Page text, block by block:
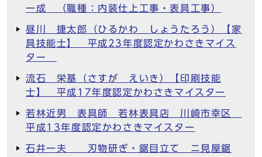
一成 （職種：内装仕上工事・表具工事）
昼川 捷太郎（ひるかわ しょうたろう）【家
具技能士】 平成23年度認定かわさきマイス
ター
流石 栄基（さすが えいき）【印刷技能
士】 平成17年度認定かわさきマイスター
若林近男 表具師 若林表具店 川崎市幸区
平成13年度認定かわさきマイスター
石井一夫 刃物研ぎ・鋸目立て ニ見屋鋸